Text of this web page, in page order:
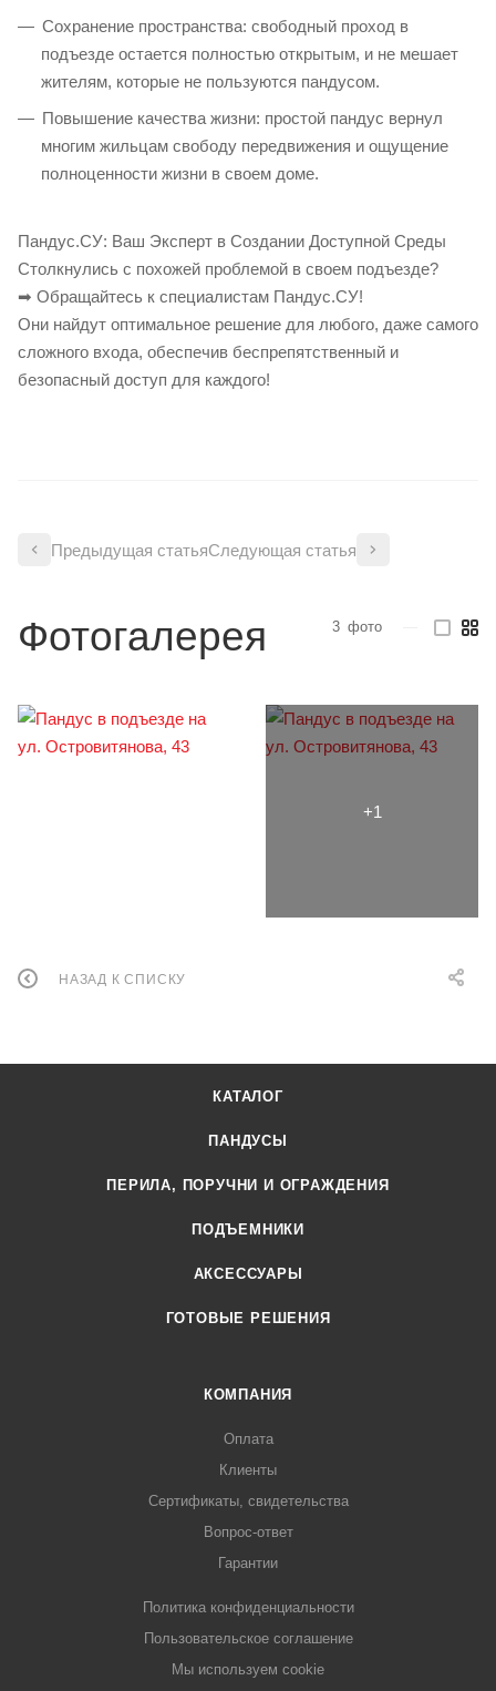
Сохранение пространства: свободный проход в
подъезде остается полностью открытым, и не мешает
жителям, которые не пользуются пандусом.
Повышение качества жизни: простой пандус вернул
многим жильцам свободу передвижения и ощущение
полноценности жизни в своем доме.
Пандус.СУ: Ваш Эксперт в Создании Доступной Среды
Столкнулись с похожей проблемой в своем подъезде?
➡ Обращайтесь к специалистам Пандус.СУ!
Они найдут оптимальное решение для любого, даже самого
сложного входа, обеспечив беспрепятственный и
безопасный доступ для каждого!
Предыдущая статьяСледующая статья
Фотогалерея 3 фото
НАЗАД К СПИСКУ
КАТАЛОГ
ПАНДУСЫ
ПЕРИЛА, ПОРУЧНИ И ОГРАЖДЕНИЯ
ПОДЪЕМНИКИ
АКСЕССУАРЫ
ГОТОВЫЕ РЕШЕНИЯ
КОМПАНИЯ
Оплата
Клиенты
Сертификаты, свидетельства
Вопрос-ответ
Гарантии
Политика конфиденциальности
Пользовательское соглашение
Мы используем cookie